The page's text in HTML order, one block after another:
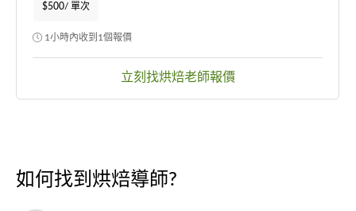
$500/ 單次
1小時內收到1個報價
立刻找烘焙老師報價
如何找到烘焙導師?